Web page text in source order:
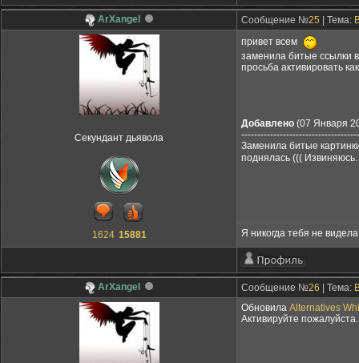
ArXangel Сообщение №25 | Тема:
Секундант дьявола
1624 15881
привет всем
заменила битые ссылки
просьба активировать
Добавлено (07 Января
Заменила битые
поднялась (((
Я никогда тебя не
ArXangel Сообщение №26 | Тема:
Обновила Alternatives
Активируйте